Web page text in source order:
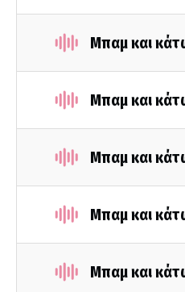
Μπαμ και
Μπαμ και
Μπαμ και
Μπαμ και
Μπαμ και